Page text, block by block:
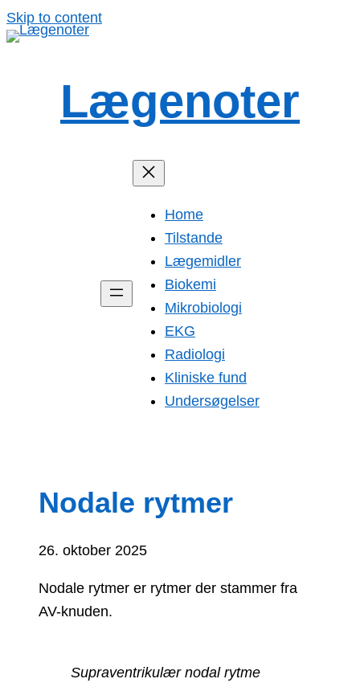
Skip to contentSpring
Lægenoter
Home
Tilstande
Lægemidler
Biokemi
Mikrobiologi
EKG
Radiologi
Kliniske fund
Undersøgelser
Nodale rytmer
26. oktober 2025
Nodale rytmer er rytmer der stammer fra
AV-knuden.
Supraventrikulær nodal rytme